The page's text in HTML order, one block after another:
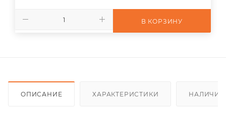
В КОРЗИНУ
ОПИСАНИЕ ХАРАКТЕРИСТИКИ НАЛИЧИЕ